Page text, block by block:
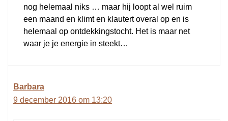
nog helemaal niks … maar hij loopt al wel ruim
een maand en klimt en klautert overal op en is
helemaal op ontdekkingstocht. Het is maar net
waar je je energie in steekt…
Barbara
9 december 2016 om 13:20